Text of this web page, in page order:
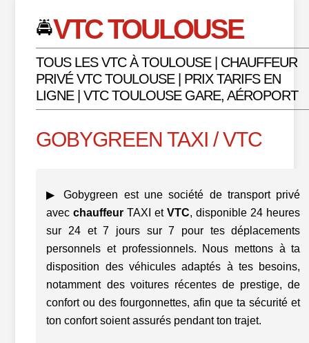
🚔VTC TOULOUSE
TOUS LES VTC À TOULOUSE | CHAUFFEUR
PRIVÉ VTC TOULOUSE | PRIX TARIFS EN
LIGNE | VTC TOULOUSE GARE, AÉROPORT
GOBYGREEN TAXI / VTC
▶ Gobygreen est une société de transport privé
avecchauffeur TAXI etVTC, disponible 24 heures
sur 24 et 7 jours sur 7 pour tes déplacements
personnels et professionnels. Nous mettons à ta
disposition des véhicules adaptés à tes besoins,
notamment des voitures récentes de prestige, de
confort ou des fourgonnettes, afin que ta sécurité et
ton confort soient assurés pendant ton trajet.